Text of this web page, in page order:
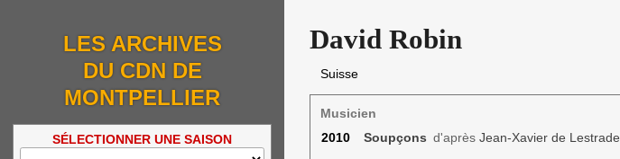
LES ARCHIVES
DU CDN DE
MONTPELLIER
SÉLECTIONNER UNE SAISON
David Robin
Suisse
Musicien
2010
Soupçons d'après Jean-Xavier de Lestrade